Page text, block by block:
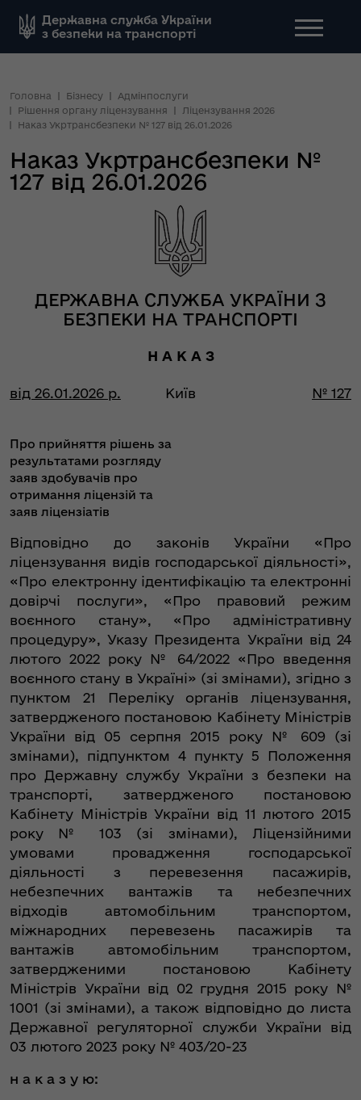
Державна служба України
з безпеки на транспорті
Головна Бізнесу
Адмінпослуги
Рішення органу ліцензування
Ліцензування 2026
Наказ Укртрансбезпеки № 127 від 26.01.2026
Наказ Укртрансбезпеки №
127 від 26.01.2026
ДЕРЖАВНА СЛУЖБА УКРАЇНИ З
БЕЗПЕКИ НА ТРАНСПОРТІ
Н А К А З
від 26.01.2026 р. Київ № 127
Про прийняття рішень за
результатами розгляду
заяв здобувачів про
отримання ліцензій та
заяв ліцензіатів
Відповідно до законів України «Про
ліцензування видів господарської діяльності»,
«Про електронну ідентифікацію та електронні
довірчі послуги», «Про правовий режим
воєнного стану», «Про адміністративну
процедуру», Указу Президента України від 24
лютого 2022 року № 64/2022 «Про введення
воєнного стану в Україні» (зі змінами), згідно з
пунктом 21 Переліку органів ліцензування,
затвердженого постановою Кабінету Міністрів
України від 05 серпня 2015 року № 609 (зі
змінами), підпунктом 4 пункту 5 Положення
про Державну службу України з безпеки на
транспорті, затвердженого постановою
Кабінету Міністрів України від 11 лютого 2015
року № 103 (зі змінами), Ліцензійними
умовами провадження господарської
діяльності з перевезення пасажирів,
небезпечних вантажів та небезпечних
відходів автомобільним транспортом,
міжнародних перевезень пасажирів та
вантажів автомобільним транспортом,
затвердженими постановою Кабінету
Міністрів України від 02 грудня 2015 року №
1001 (зі змінами), а також відповідно до листа
Державної регуляторної служби України від
03 лютого 2023 року № 403/20-23
н а к а з у ю: